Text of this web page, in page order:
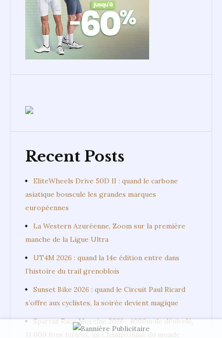
Recent Posts
EliteWheels Drive 50D II : quand le carbone
asiatique bouscule les grandes marques
européennes
La Western Azuréenne, Zoom sur la première
manche de la Ligue Ultra
UT4M 2026 : quand la 14e édition entre dans
l’histoire du trail grenoblois
Sunset Bike 2026 : quand le Circuit Paul Ricard
s’offre aux cyclistes, la soirée devient magique
Spartan Race Morzine 2026 : 4000m de dénivelé,
11 000 fous furieux, un Championnat du monde